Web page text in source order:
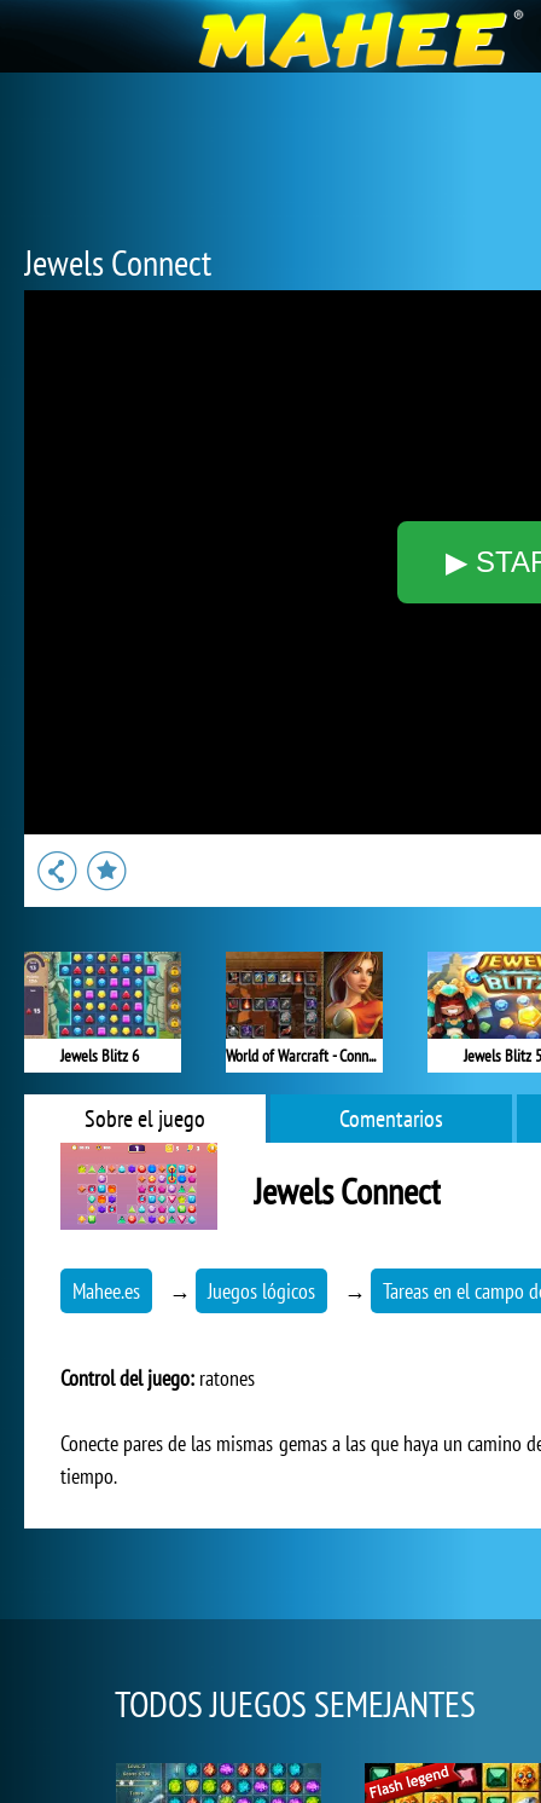
Jewels Connect
▶
Jewels Blitz 6 World of Warcraft - Connect 2 Jewels Blitz 5
Sobre el juego Comentarios
Jewels Connect
Mahee.es → Juegos lógicos → Tareas en el campo
Control del juego: ratones
Conecte pares de las mismas gemas a las que haya un
tiempo.
TODOS JUEGOS SEMEJANTES